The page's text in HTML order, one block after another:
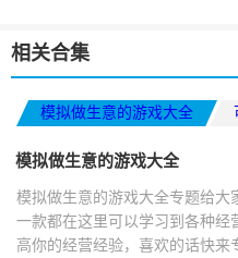
相关合集
模拟做生意的游戏大全
模拟做生意的游戏大全
模拟做生意的游戏大全专题给大
一款都在这里可以学习到各种经
高你的经营经验，喜欢的话快来